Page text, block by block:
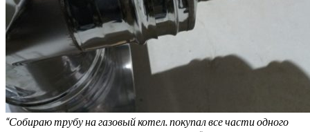
“Собираю трубу на газовый котел. покупал все части одного